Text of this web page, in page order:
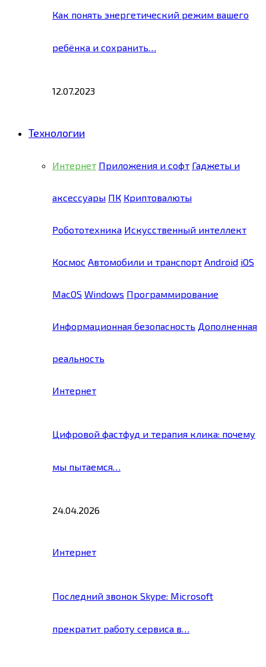
Как понять энергетический режим вашего
ребёнка и сохранить…
12.07.2023
Технологии
Интернет Приложения и софт Гаджеты и
аксессуары ПК Криптовалюты
Робототехника Искусственный интеллект
Космос Автомобили и транспорт Android iOS
MacOS Windows Программирование
Информационная безопасность Дополненная
реальность
Интернет
Цифровой фастфуд и терапия клика: почему
мы пытаемся…
24.04.2026
Интернет
Последний звонок Skype: Microsoft
прекратит работу сервиса в…